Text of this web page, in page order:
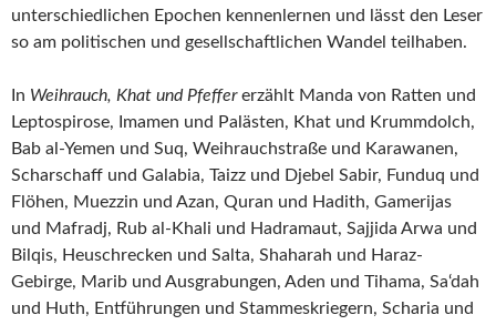
unterschiedlichen Epochen kennenlernen und lässt den Leser
so am politischen und gesellschaftlichen Wandel teilhaben.
In Weihrauch, Khat und Pfeffererzählt Manda von Ratten und
Leptospirose, Imamen und Palästen, Khat und Krummdolch,
Bab al-Yemen und Suq, Weihrauchstraße und Karawanen,
Scharschaff und Galabia, Taizz und Djebel Sabir, Funduq und
Flöhen, Muezzin und Azan, Quran und Hadith, Gamerijas
und Mafradj, Rub al-Khali und Hadramaut, Sajjida Arwa und
Bilqis, Heuschrecken und Salta, Shaharah und Haraz-
Gebirge, Marib und Ausgrabungen, Aden und Tihama, Sa‘dah
und Huth, Entführungen und Stammeskriegern, Scharia und